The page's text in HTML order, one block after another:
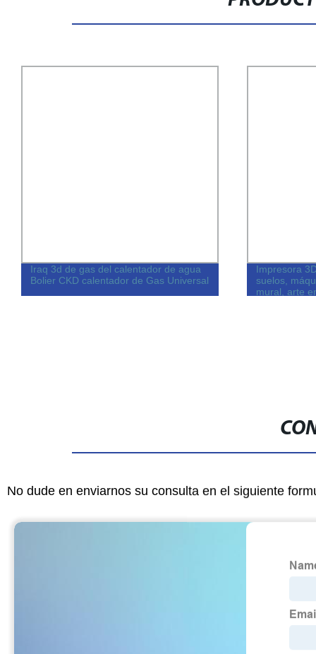
Iraq 3d de gas del calentador de agua
Bolier CKD calentador de Gas Universal
Impresora
suelos,
mural, arte
No dude en enviarnos su consulta en el siguiente